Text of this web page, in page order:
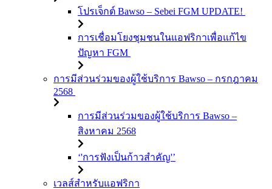
โปรเจ็กต์ Bawso – Sebei FGM UPDATE!
การเชื่อมโยงชุมชนในแอฟริกาเพื่อแก้ไข
ปัญหา FGM
การมีส่วนร่วมของผู้ใช้บริการ Bawso – กรกฎาคม
2568
การมีส่วนร่วมของผู้ใช้บริการ Bawso –
สิงหาคม 2568
‘'การฟังเป็นก้าวสำคัญ'’
เวลส์สำหรับแอฟริกา